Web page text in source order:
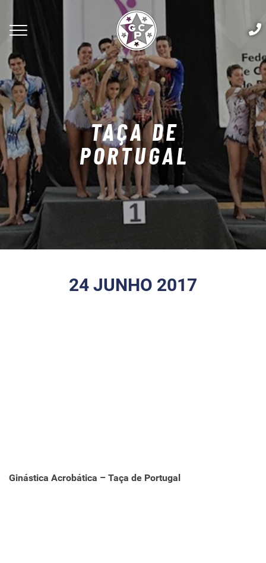
TAÇA DE
PORTUGAL
24 JUNHO 2017
Ginástica Acrobática – Taça de Portugal